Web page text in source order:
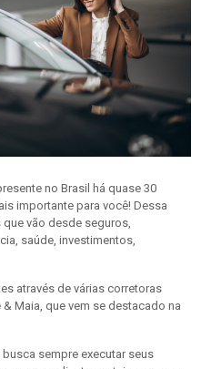
no Brasil há quase 30
importante para você! Dessa
vão desde seguros,
saúde, investimentos,
através de várias corretoras
Maia, que vem se destacado na
sempre executar seus